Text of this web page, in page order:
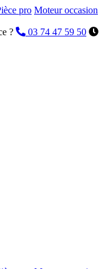
pro Moteur occasion
?
03 74 47 59 50